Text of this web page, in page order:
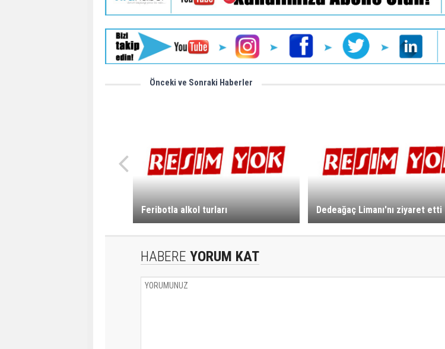
Önceki ve Sonraki Haberler
Feribotla alkol turları Dedeağaç Limanı'nı ziyaret etti
HABERE YORUM KAT